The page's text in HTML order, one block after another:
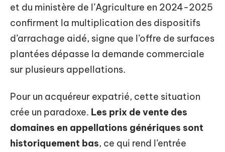
et du ministère de l’Agriculture en 2024-2025
confirment la multiplication des dispositifs
d’arrachage aidé, signe que l’offre de surfaces
plantées dépasse la demande commerciale
sur plusieurs appellations.
Pour un acquéreur expatrié, cette situation
crée un paradoxe. Les prix de vente des
domaines en appellations génériques sont
historiquement bas, ce qui rend l’entrée